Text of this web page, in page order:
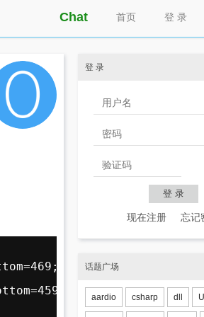
登 录
首页
Chat
登 录
现在注册 忘记
话题广场
aardio csharp dll UI